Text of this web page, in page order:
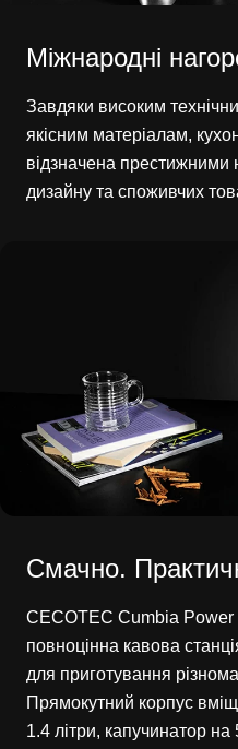
Міжнародні
Завдяки високим
якісним матеріалам,
відзначена престижними
дизайну та споживчих
Смачно.
CECOTEC Cumbia
повноцінна кавова
для приготування
Прямокутний корпус
1.4 літри, капучинатор